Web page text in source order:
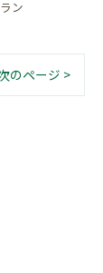
ン
のページ >